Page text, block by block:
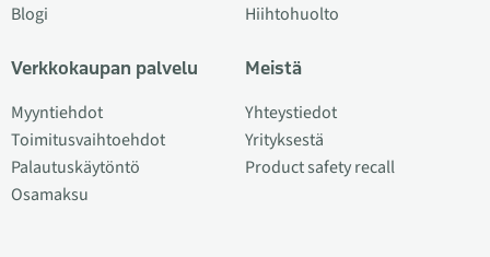
Blogi
Verkkokaupan palvelu
Myyntiehdot
Toimitusvaihtoehdot
Palautuskäytöntö
Osamaksu
Hiihtohuolto
Meistä
Yhteystiedot
Yrityksestä
Product safety recall